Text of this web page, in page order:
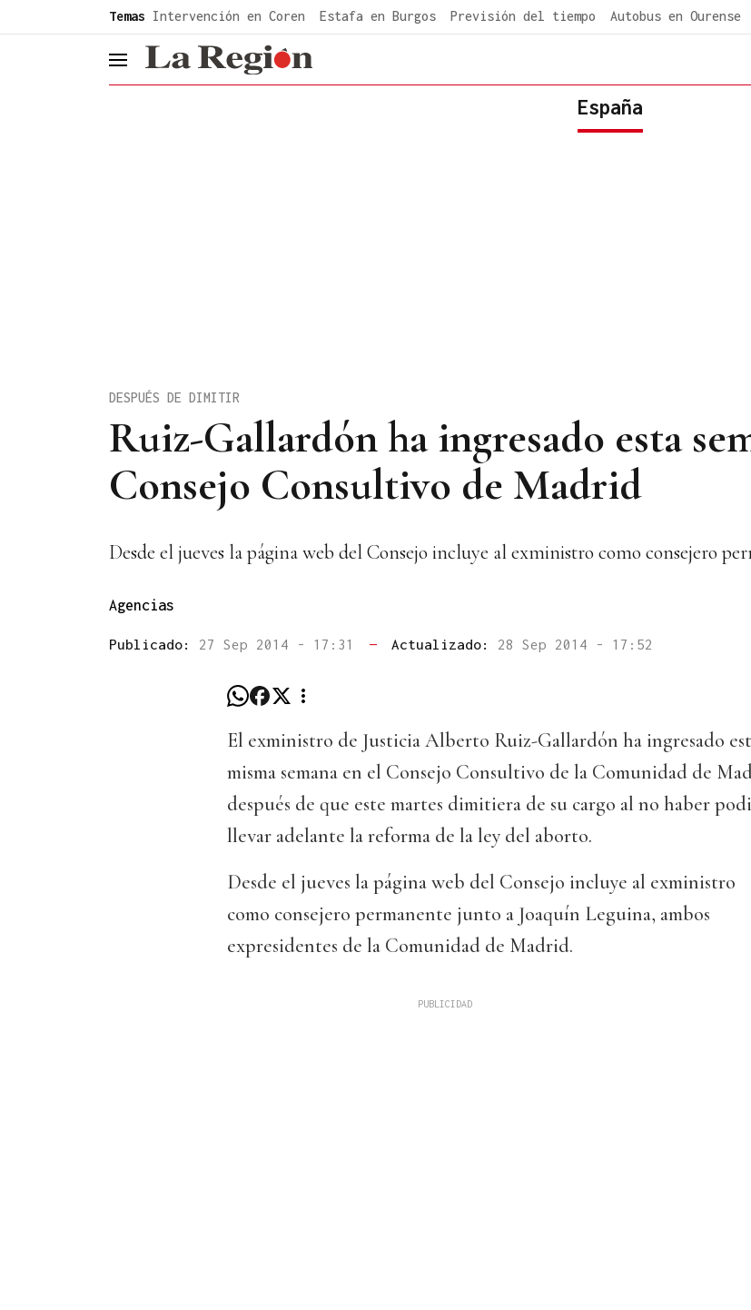
Temas Intervención en Coren Estafa en Burgos Previsión del tiempo Autobus en Ourense
header.menu.open
España
Ruiz-Gallardón ha ingresado esta
Consejo Consultivo de Madrid
DESPUÉS DE DIMITIR
Desde el jueves la página web del Consejo incluye al exministro como consejero
Agencias
Publicado: 27 Sep 2014 - 17:31 — Actualizado: 28 Sep 2014 - 17:52
El exministro de Justicia Alberto Ruiz-Gallardón ha ingresado
misma semana en el Consejo Consultivo de la Comunidad de
después de que este martes dimitiera de su cargo al no haber
llevar adelante la reforma de la ley del aborto.
Desde el jueves la página web del Consejo incluye al exministro
como consejero permanente junto a Joaquín Leguina, ambos
expresidentes de la Comunidad de Madrid.